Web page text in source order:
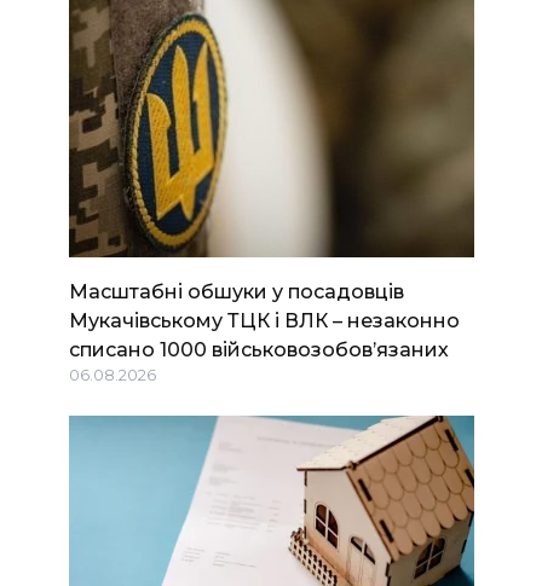
Масштабні обшуки у посадовців
Мукачівському ТЦК і ВЛК – незаконно
списано 1000 військовозобов’язаних
06.08.2026